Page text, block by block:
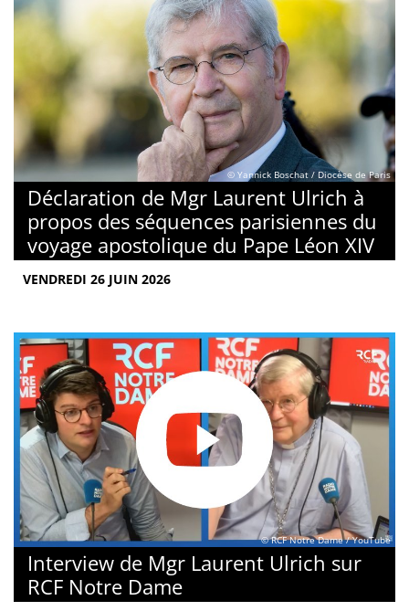
© Yannick Boschat / Diocèse de Paris
Déclaration de Mgr Laurent Ulrich à
propos des séquences parisiennes du
voyage apostolique du Pape Léon XIV
VENDREDI 26 JUIN 2026
© RCF Notre Dame / YouTube
Interview de Mgr Laurent Ulrich sur
RCF Notre Dame